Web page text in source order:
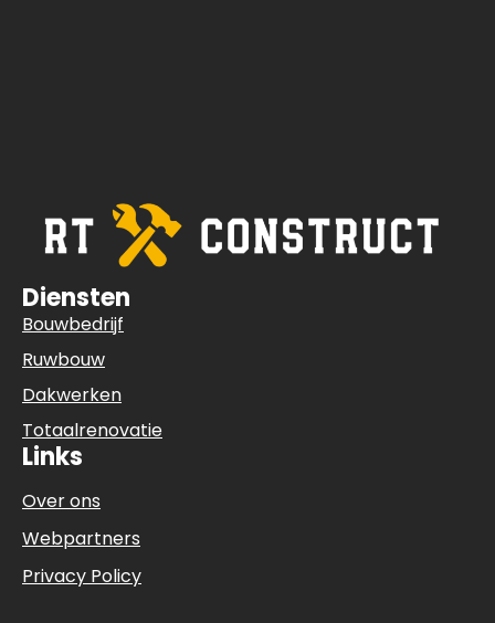
Diensten
Bouwbedrijf
Ruwbouw
Dakwerken
Totaalrenovatie
Links
Over ons
Webpartners
Privacy Policy